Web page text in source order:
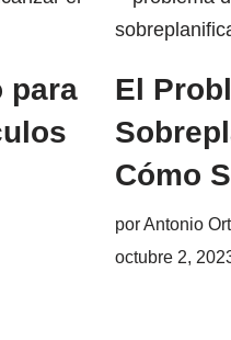
para
El
Cómo
porAntonio
octubre 2,